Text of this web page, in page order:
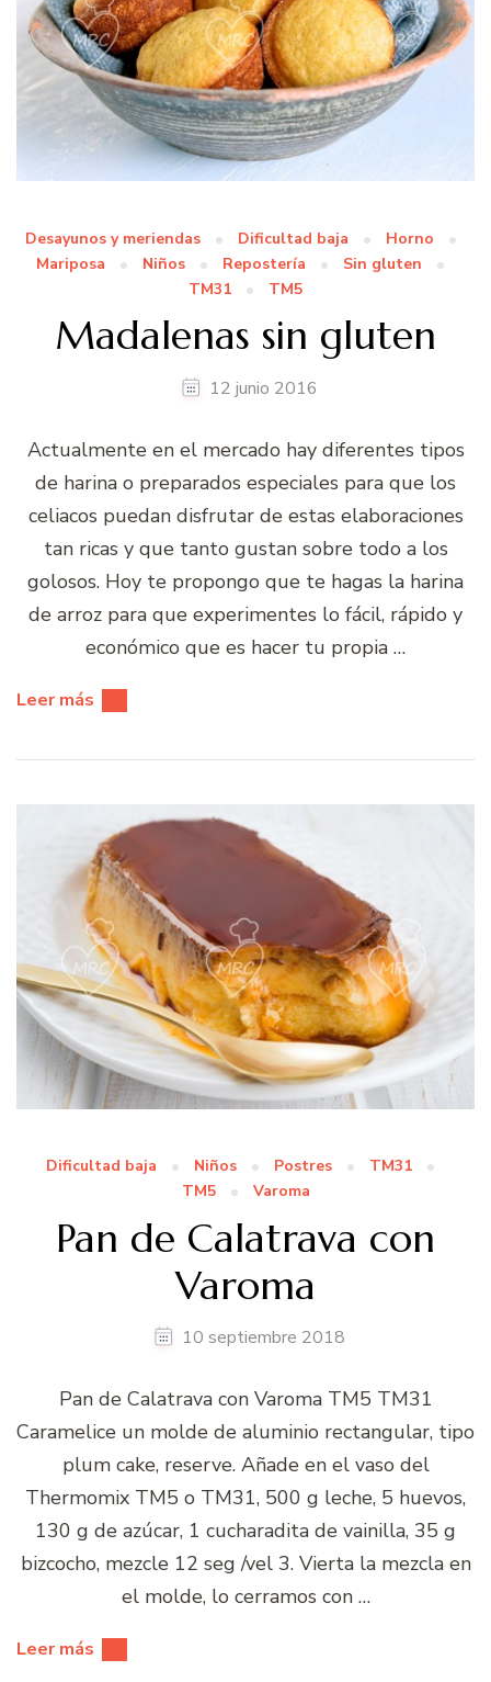
Desayunos y meriendas Dificultad baja
Horno
Mariposa
Niños Repostería
Sin gluten
TM31
TM5
Madalenas sin gluten
12 junio 2016
Actualmente en el mercado hay diferentes tipos
de harina o preparados especiales para que los
celiacos puedan disfrutar de estas elaboraciones
tan ricas y que tanto gustan sobre todo a los
golosos. Hoy te propongo que te hagas la harina
de arroz para que experimentes lo fácil, rápido y
económico que es hacer tu propia …
Leer más
Dificultad baja Niños Postres
TM31
TM5
Varoma
Pan de Calatrava con
Varoma
10 septiembre 2018
Pan de Calatrava con Varoma TM5 TM31
Caramelice un molde de aluminio rectangular, tipo
plum cake, reserve. Añade en el vaso del
Thermomix TM5 o TM31, 500 g leche, 5 huevos,
130 g de azúcar, 1 cucharadita de vainilla, 35 g
bizcocho, mezcle 12 seg /vel 3. Vierta la mezcla en
el molde, lo cerramos con …
Leer más